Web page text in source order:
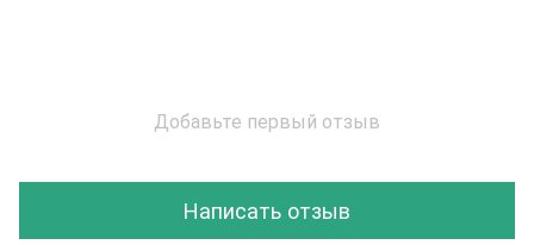
Добавьте первый отзыв
Написать отзыв